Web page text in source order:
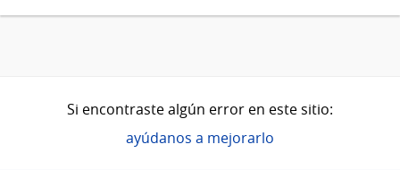
Si encontraste algún error en este sitio:
ayúdanos a mejorarlo